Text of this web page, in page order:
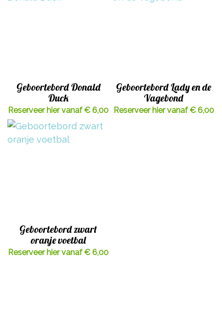
Geboortebord Donald
Duck
Reserveer hier vanaf € 6,00
Geboortebord Lady en de
Vagebond
Reserveer hier vanaf € 6,00
Geboortebord zwart
oranje voetbal
Reserveer hier vanaf € 6,00